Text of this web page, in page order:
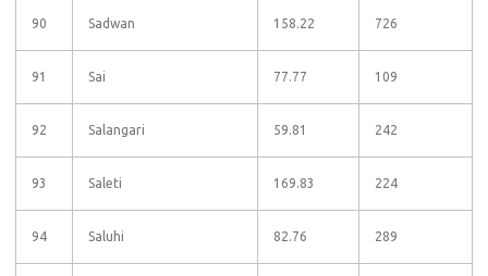
90 Sadwan 158.22 726
91 Sai 77.77 109
92 Salangari 59.81 242
93 Saleti 169.83 224
94 Saluhi 82.76 289